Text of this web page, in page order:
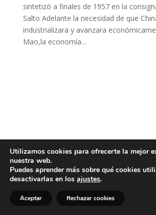
sintetizó a finales de 1957 en la
Salto Adelante la necesidad de que
industrializara y avanzara
Mao,la economía...
Utilizamos cookies para ofrecerte la mejor
nuestra web.
Puedes aprender más sobre qué cookies
desactivarlas en los ajustes.
Aceptar Rechazar cookies